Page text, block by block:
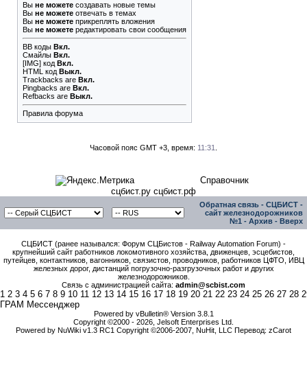
Вы не можете создавать новые темы
Вы не можете отвечать в темах
Вы не можете прикреплять вложения
Вы не можете редактировать свои сообщения
BB коды Вкл.
Смайлы Вкл.
[IMG] код Вкл.
HTML код Выкл.
Trackbacks are Вкл.
Pingbacks are Вкл.
Refbacks are Выкл.
Правила форума
Часовой пояс GMT +3, время: 11:31
Справочник
сцбист.ру сцбист.рф
Обратная связь - СЦБИСТ -
сайт железнодорожников
№1 - Архив - Вверх
СЦБИСТ (ранее назывался: Форум СЦБистов - Railway Automation Forum) -
крупнейший сайт работников локомотивного хозяйства, движенцев, эсцебистов,
путейцев, контактников, вагонников, связистов, проводников, работников ЦФТО, ИВЦ
железных дорог, дистанций погрузочно-разгрузочных работ и других
железнодорожников.
Связь с администрацией сайта: admin@scbist.com
1 2 3 4 5 6 7 8 9 10 11 12 13 14 15 16 17 18 19 20 21 22 23 24 25 26 27 28
ГРАМ Мессенджер
Powered by vBulletin® Version 3.8.1
Copyright ©2000 - 2026, Jelsoft Enterprises Ltd.
Powered by NuWiki v1.3 RC1 Copyright ©2006-2007, NuHit, LLC Перевод: zCarot